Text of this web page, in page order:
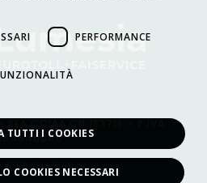
CCIAA CN 183718 – P.IVA:
PORTUGUÊS
PERFORMANCE
TUTTI I COOKIES
COOKIES NECESSARI